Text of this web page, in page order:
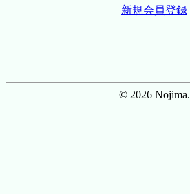
新規会員登録
© 2026 Nojima.